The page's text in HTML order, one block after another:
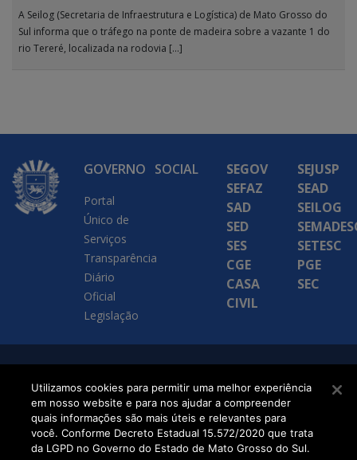
A Seilog (Secretaria de Infraestrutura e Logística) de Mato Grosso do
Sul informa que o tráfego na ponte de madeira sobre a vazante 1 do
rio Tereré, localizada na rodovia […]
GOVERNO
Portal
Único de
Serviços
Transparência
Diário
Oficial
Legislação
SOCIAL
SEGOV
SEFAZ
SAD
SED
SES
CGE
CASA
CIVIL
SEJUSP
SEAD
SEILOG
SETESC
PGE
SEC
Executiva de
Transformação Digital
Utilizamos cookies para permitir uma melhor experiência
em nosso website e para nos ajudar a compreender
quais informações são mais úteis e relevantes para
você. Conforme Decreto Estadual 15.572/2020 que trata
da LGPD no Governo do Estado de Mato Grosso do Sul.